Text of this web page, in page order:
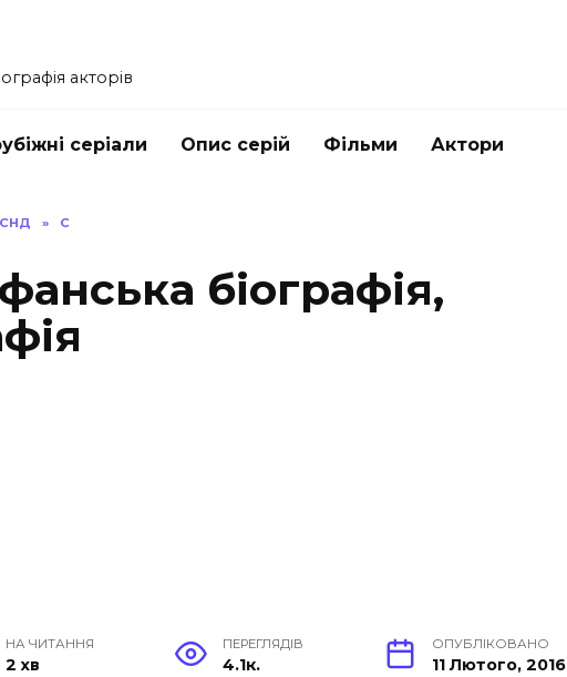
акторів
серіали Опис серій Фільми Актори
» С
біографія,
НА ЧИТАННЯ
2 хв
ПЕРЕГЛЯДІВ
4.1к.
ОПУБЛІКОВАНО
11 Лютого, 2016